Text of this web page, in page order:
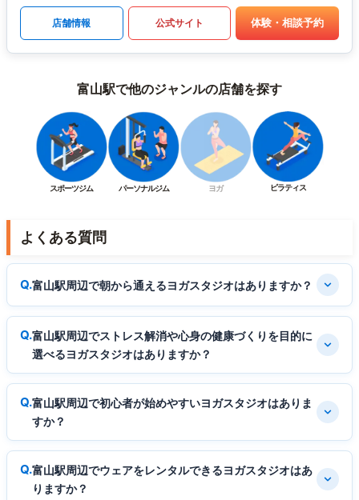
店舗情報 公式サイト 体験・相談予約
富山駅で他のジャンルの店舗を探す
スポーツジム パーソナルジム ヨガ ピラティス
よくある質問
富山駅周辺で朝から通えるヨガスタジオはありますか？
富山駅周辺でストレス解消や心身の健康づくりを目的に
選べるヨガスタジオはありますか？
富山駅周辺で初心者が始めやすいヨガスタジオはありま
すか？
富山駅周辺でウェアをレンタルできるヨガスタジオはあ
りますか？